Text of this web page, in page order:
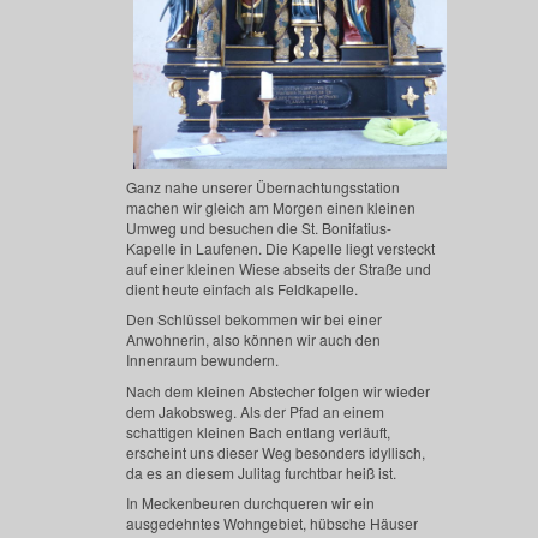
Ganz nahe unserer Übernachtungsstation
machen wir gleich am Morgen einen kleinen
Umweg und besuchen die St. Bonifatius-
Kapelle in Laufenen. Die Kapelle liegt versteckt
auf einer kleinen Wiese abseits der Straße und
dient heute einfach als Feldkapelle.
Den Schlüssel bekommen wir bei einer
Anwohnerin, also können wir auch den
Innenraum bewundern.
Nach dem kleinen Abstecher folgen wir wieder
dem Jakobsweg. Als der Pfad an einem
schattigen kleinen Bach entlang verläuft,
erscheint uns dieser Weg besonders idyllisch,
da es an diesem Julitag furchtbar heiß ist.
In Meckenbeuren durchqueren wir ein
ausgedehntes Wohngebiet, hübsche Häuser